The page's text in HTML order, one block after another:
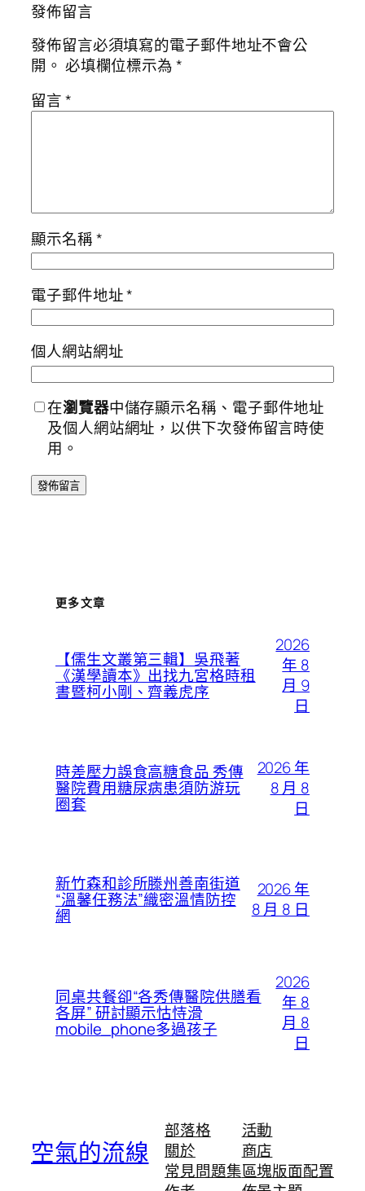
發佈留言
發佈留言必須填寫的電子郵件地址不會公
開。 必填欄位標示為*
留言*
顯示名稱*
電子郵件地址*
個人網站網址
在瀏覽器中儲存顯示名稱、電子郵件地址
及個人網站網址，以供下次發佈留言時使
用。
更多文章
【儒生文叢第三輯】吳飛著
《漢學讀本》出找九宮格時租
書暨柯小剛、齊義虎序
2026
年 8
月 9
日
時差壓力誤食高糖食品 秀傳
醫院費用糖尿病患須防游玩
圈套
2026 年
8 月 8
日
新竹森和診所滕州善南街道
“溫馨任務法”織密溫情防控
網
2026 年
8 月 8 日
同桌共餐卻“各秀傳醫院供膳看
各屏” 研討顯示怙恃滑
mobile_phone多過孩子
2026
年 8
月 8
日
空氣的流線
部落格
關於
常見問題集
活動
商店
區塊版面配置